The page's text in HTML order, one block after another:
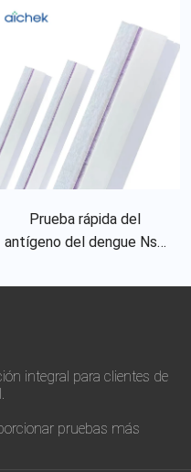
Enfermedad
Prueba rápida del
antígeno del dengue Ns1
dengue Ns1 Rdt
integral para clientes de
pruebas más